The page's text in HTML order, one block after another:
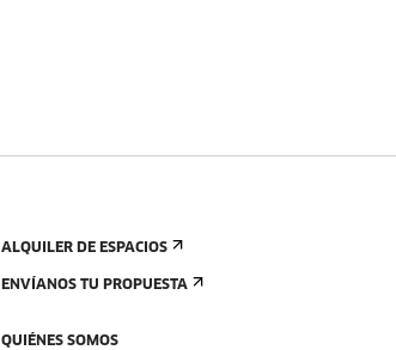
ALQUILER DE ESPACIOS
ENVÍANOS TU PROPUESTA
QUIÉNES SOMOS